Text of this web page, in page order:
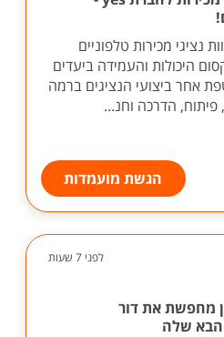
נציגי מכירות טלפוניים
היכולות והעמידה ביעדים
אחר ביצועי הנציגים ברמה
פיתוח, הדרכה וחנ...
הגשת מועמדות
לפני 7 שעות
מחפשת את דור
הבא שלה